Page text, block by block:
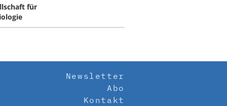
für
Newsletter
Abo
Kontakt